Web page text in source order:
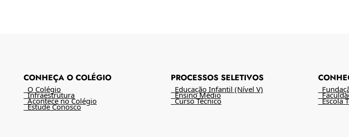
CONHEÇA O COLÉGIO
O Colégio
Infraestrutura
Acontece no Colégio
Estude Conosco
PROCESSOS SELETIVOS
Educação Infantil (Nível V)
Ensino Médio
Curso Técnico Escola